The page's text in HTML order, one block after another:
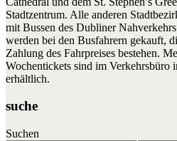
Stadtzentrum. Alle anderen
mit Bussen des Dubliner
werden bei den Busfahrern gekauft,
Zahlung des Fahrpreises bestehen.
Wochentickets sind im Verkehrsbüro
erhältlich.
suche
Suchen